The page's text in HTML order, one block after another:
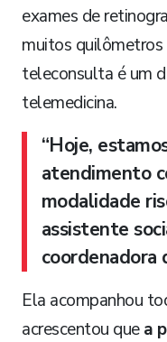
exames de
muitos quilômetros
teleconsulta é um
telemedicina.
“Hoje,
atendimento
modalidade
assistente
coordenadora
Ela acompanhou
acrescentou quea